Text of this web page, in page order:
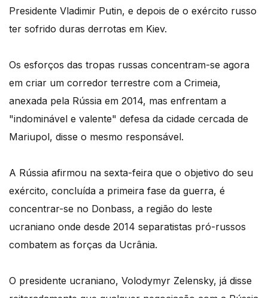
Presidente Vladimir Putin, e depois de o exército russo
ter sofrido duras derrotas em Kiev.
Os esforços das tropas russas concentram-se agora
em criar um corredor terrestre com a Crimeia,
anexada pela Rússia em 2014, mas enfrentam a
"indominável e valente" defesa da cidade cercada de
Mariupol, disse o mesmo responsável.
A Rússia afirmou na sexta-feira que o objetivo do seu
exército, concluída a primeira fase da guerra, é
concentrar-se no Donbass, a região do leste
ucraniano onde desde 2014 separatistas pró-russos
combatem as forças da Ucrânia.
O presidente ucraniano, Volodymyr Zelensky, já disse